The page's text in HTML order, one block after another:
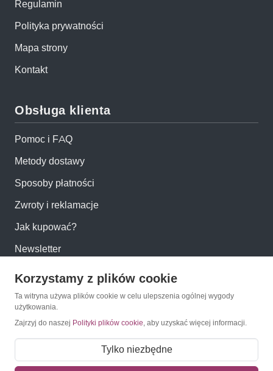
Regulamin
Polityka prywatności
Mapa strony
Kontakt
Obsługa klienta
Pomoc i FAQ
Metody dostawy
Sposoby płatności
Zwroty i reklamacje
Jak kupować?
Newsletter
Konto
Moje konto
Moje zamówienia
Mój koszyk
Korzystamy z plików cookie
Ta witryna używa plików cookie w celu ulepszenia ogólnej wygody
użytkowania.
Zajrzyj do naszej Polityki plików cookie, aby uzyskać więcej informacji.
Tylko niezbędne